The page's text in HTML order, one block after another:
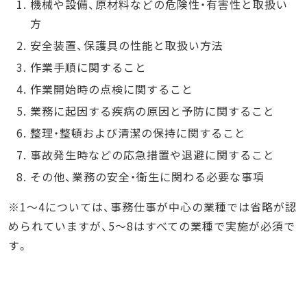
機械や設備、原材料などの危険性・有害性と取扱い
方
安全装置、保護具の性能と取扱い方法
作業手順に関すること
作業開始時の点検に関すること
業務に起因する疾病の原因と予防に関すること
整理・整頓および清潔の保持に関すること
事故発生時などの応急措置や退避に関すること
その他、業務の安全・衛生に関わる必要な事項
※1〜4については、事務仕事が中心の業種では省略が認
められていますが、5〜8はすべての業種で実施が必須で
す。